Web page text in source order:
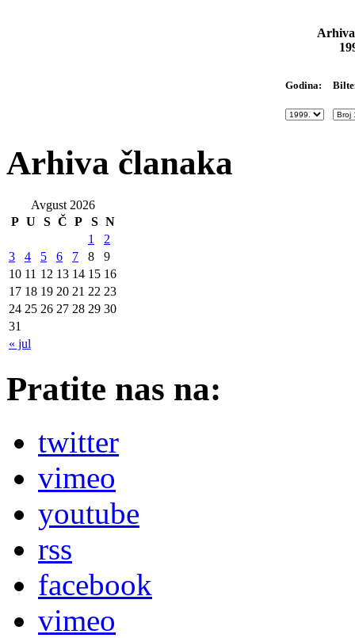
Godina:
Arhiva članaka
Avgust 2026
P U S Č P S N
« jul
1
2
3
4 5 6 7 8
9
10 11 12 13 14 15 16
17 18 19 20 21 22 23
24 25 26 27 28 29 30
31
Pratite nas na:
twitter
vimeo
youtube
rss
facebook
vimeo